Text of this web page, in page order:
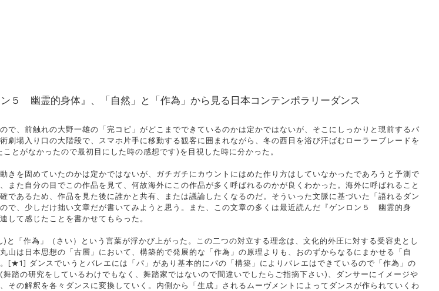
５ 幽霊的身体』、「自然」と「作為」から見る日本コンテンポラリーダンス
で、前触れの大野一雄の「完コピ」がどこまでできているのかは定かではないが、そこにしっかりと現前するパ
劇場入り口の大階段で、スマホ片手に移動する観客に囲まれながら、冬の西日を浴び汗ばむローラーブレードを
とがなかったので最初目にした時の感想です)を目視した時に分かった。
きを固めていたのかは定かではないが、ガチガチにカウントにはめた作り方はしていなかったであろうと予測で
また自分の目でこの作品を見て、何故海外にこの作品が多く呼ばれるのかが良くわかった。海外に呼ばれること
であるため、作品を見た後に誰かと共有、または議論したくなるのだ。そういった文脈に基づいた「語れるダン
で、少しだけ拙い文章だが書いてみようと思う。また、この文章の多くは最近読んだ『ゲンロン５ 幽霊的身
して感じたことを書かせてもらった。
「作為」（さい）という言葉が浮かび上がった。この二つの対立する理念は、文化的外圧に対する受容史とし
山は日本思想の「古層」において、構築的で発展的な「作為」の原理よりも、おのずからなるにまかせる「自
[★1] ダンスでいうとバレエには「パ」があり基本的にパの「構築」によりバレエはできているので「作為」の
踏の研究をしているわけでもなく、舞踏家ではないので間違いでしたらご指摘下さい)、ダンサーにイメージや
その解釈を各々ダンスに変換していく。内側から「生成」されるムーヴメントによってダンスが作られていくわ